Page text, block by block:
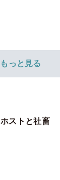
もっと見る
ホストと社畜